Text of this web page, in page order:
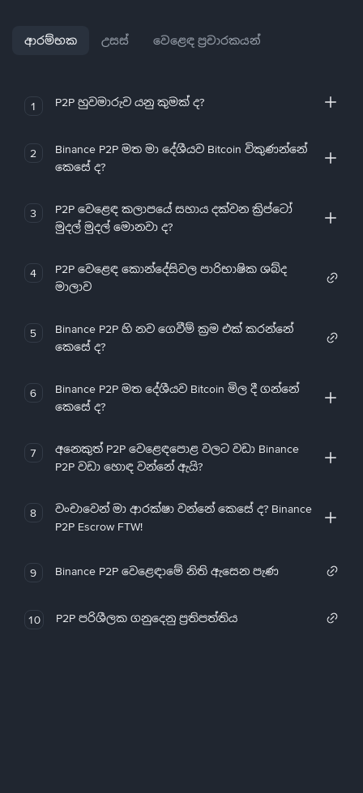
ආරම්භක උසස් වෙළෙඳ ප්‍රචාරකයන්
1 P2P හුවමාරුව යනු කුමක් ද?
2
Binance P2P මත මා දේශීයව Bitcoin විකුණන්නේ
කෙසේ ද?
3
P2P වෙළෙඳ කලාපයේ සහාය දක්වන ක්‍රිප්ටෝ
මුදල් මුදල් මොනවා ද?
4
P2P වෙළෙඳ කොන්දේසිවල පාරිභාෂික ශබ්ද
මාලාව
5
Binance P2P හි නව ගෙවීම් ක්‍රම එක් කරන්නේ
කෙසේ ද?
6
Binance P2P මත දේශීයව Bitcoin මිල දී ගන්නේ
කෙසේ ද?
7
අනෙකුත් P2P වෙළෙඳපොළ වලට වඩා Binance
P2P වඩා හොඳ වන්නේ ඇයි?
8
වංචාවෙන් මා ආරක්ෂා වන්නේ කෙසේ ද? Binance
P2P Escrow FTW!
9 Binance P2P වෙළෙඳාමේ නිති ඇසෙන පැණ
10 P2P පරිශීලක ගනුදෙනු ප්‍රතිපත්තිය